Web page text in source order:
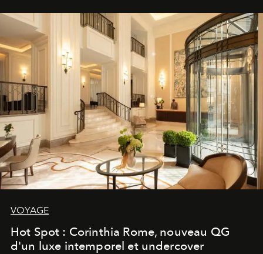
VOYAGE
Hot Spot : Corinthia Rome, nouveau QG
d'un luxe intemporel et undercover